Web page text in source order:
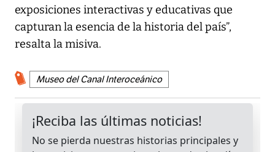
exposiciones interactivas y educativas que
capturan la esencia de la historia del país”,
resalta la misiva.
Museo del Canal Interoceánico